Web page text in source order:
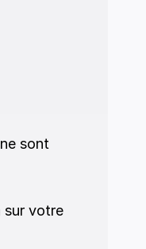
sont
sur votre